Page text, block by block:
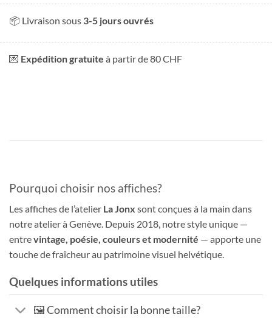
📦 Livraison sous 3-5 jours ouvrés
💌 Expédition gratuite à partir de 80 CHF
Pourquoi choisir nos affiches?
Les affiches de l’atelier La Jonx sont conçues à la main dans
notre atelier à Genève. Depuis 2018, notre style unique —
entrevintage, poésie, couleurs et modernité — apporte une
touche de fraîcheur au patrimoine visuel helvétique.
Quelques informations utiles
🖼️ Comment choisir la bonne taille?